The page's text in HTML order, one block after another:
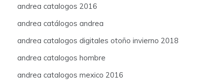
andrea catalogos 2016
andrea catálogos andrea
andrea catalogos digitales otoño invierno 2018
andrea catalogos hombre
andrea catalogos mexico 2016